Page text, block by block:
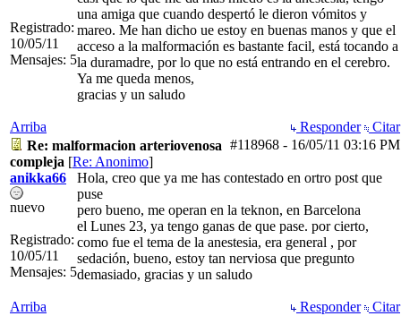
Registrado:
10/05/11
Mensajes: 5
una amiga que cuando despertó le dieron vómitos y
mareo. Me han dicho ue estoy en buenas manos y que el
acceso a la malformación es bastante facil, está tocando a
la duramadre, por lo que no está entrando en el cerebro.
Ya me queda menos,
gracias y un saludo
Arriba Responder
Citar
#118968 - 16/05/11 03:16 PM
Re: malformacion arteriovenosa
compleja [Re: Anonimo]
anikka66
nuevo
Registrado:
10/05/11
Mensajes: 5
Hola, creo que ya me has contestado en ortro post que
puse
pero bueno, me operan en la teknon, en Barcelona
el Lunes 23, ya tengo ganas de que pase. por cierto,
como fue el tema de la anestesia, era general , por
sedación, bueno, estoy tan nerviosa que pregunto
demasiado, gracias y un saludo
Arriba Responder
Citar